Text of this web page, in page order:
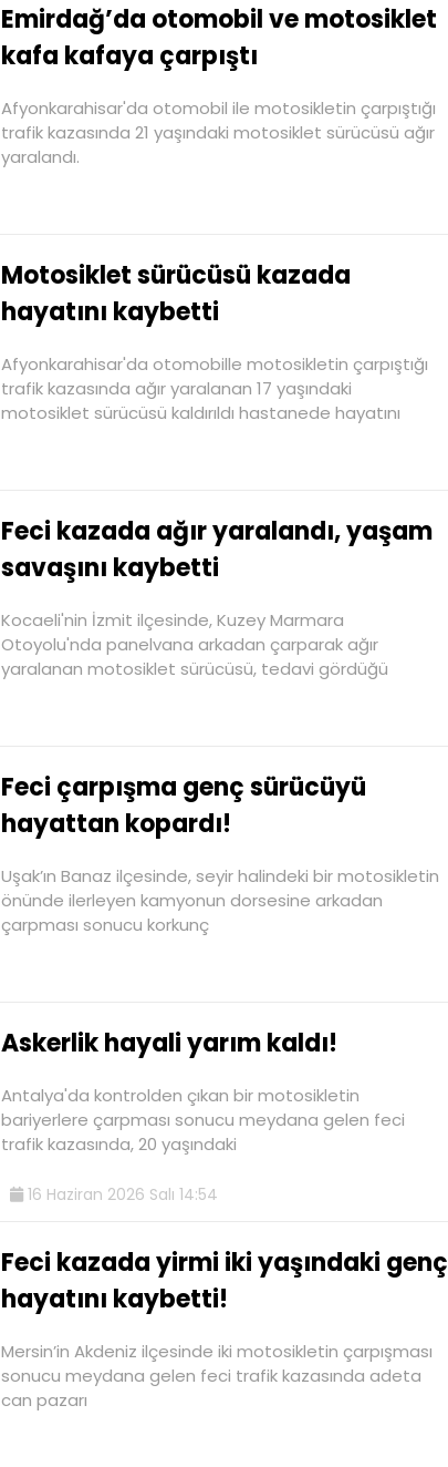
Emirdağ’da otomobil ve motosiklet
kafa kafaya çarpıştı
Afyonkarahisar'da otomobil ile motosikletin çarpıştığı
trafik kazasında 21 yaşındaki motosiklet sürücüsü ağır
yaralandı.
Motosiklet sürücüsü kazada
hayatını kaybetti
Afyonkarahisar'da otomobille motosikletin çarpıştığı
trafik kazasında ağır yaralanan 17 yaşındaki
motosiklet sürücüsü kaldırıldı hastanede hayatını
Feci kazada ağır yaralandı, yaşam
savaşını kaybetti
Kocaeli'nin İzmit ilçesinde, Kuzey Marmara
Otoyolu'nda panelvana arkadan çarparak ağır
yaralanan motosiklet sürücüsü, tedavi gördüğü
Feci çarpışma genç sürücüyü
hayattan kopardı!
Uşak’ın Banaz ilçesinde, seyir halindeki bir motosikletin
önünde ilerleyen kamyonun dorsesine arkadan
çarpması sonucu korkunç
Askerlik hayali yarım kaldı!
Antalya'da kontrolden çıkan bir motosikletin
bariyerlere çarpması sonucu meydana gelen feci
trafik kazasında, 20 yaşındaki
16 Haziran 2026 Salı 14:54
Feci kazada yirmi iki yaşındaki genç
hayatını kaybetti!
Mersin’in Akdeniz ilçesinde iki motosikletin çarpışması
sonucu meydana gelen feci trafik kazasında adeta
can pazarı